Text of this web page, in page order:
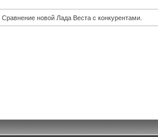
Сравнение новой Лада Веста с конкурентами.